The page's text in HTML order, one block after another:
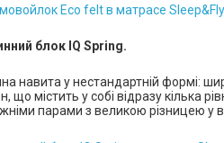
блок IQ Spring.
навита у нестандартній формі:
що містить у собі відразу кілька
парами з великою різницею у